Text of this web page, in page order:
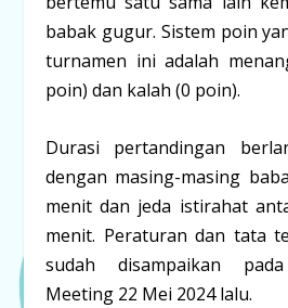
babak gugur. Sistem poin
turnamen ini adalah
poin) dan kalah (0 poin).
Durasi pertandingan
dengan masing-masing
menit dan jeda istirahat
menit. Peraturan dan tata
sudah disampaikan
Meeting 22 Mei 2024 lalu.